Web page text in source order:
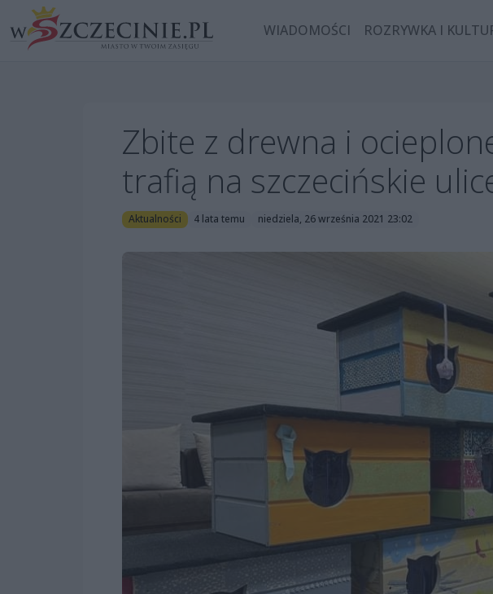
WIADOMOŚCI ROZRYWKA I
Zbite z drewna i
trafią na szczecińskie
Aktualności 4 lata temu niedziela, 26 września 2021 23:02